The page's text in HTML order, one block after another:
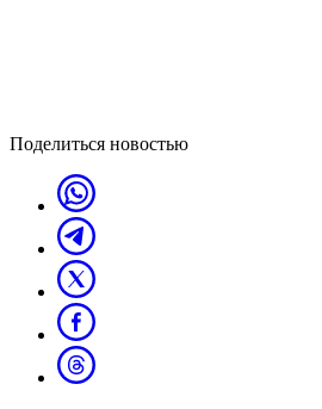
Поделиться новостью